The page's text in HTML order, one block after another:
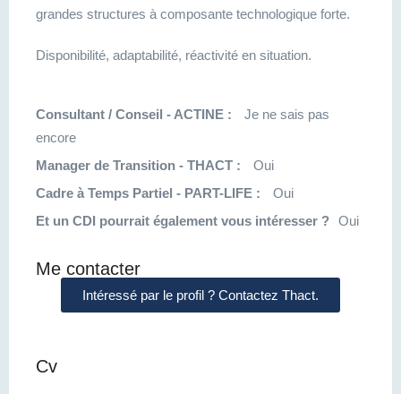
grandes structures à composante technologique forte.
Disponibilité, adaptabilité, réactivité en situation.
Consultant / Conseil - ACTINE :
Je ne sais pas
encore
Manager de Transition - THACT :
Oui
Cadre à Temps Partiel - PART-LIFE :
Oui
Et un CDI pourrait également vous intéresser ? Oui
Me contacter
Intéressé par le profil ? Contactez Thact.
Cv